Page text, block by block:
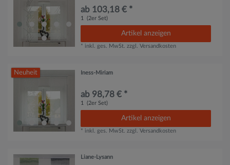
ab 103,18 € *
1 (2er Set)
Artikel anzeigen
* inkl. ges. MwSt. zzgl.Versandkosten
Neuheit Iness-Miriam
ab 98,78 € *
1 (2er Set)
Artikel anzeigen
* inkl. ges. MwSt. zzgl.Versandkosten
Liane-Lysann